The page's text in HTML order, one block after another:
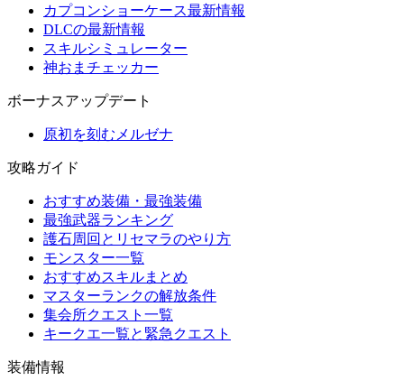
カプコンショーケース最新情報
DLCの最新情報
スキルシミュレーター
神おまチェッカー
ボーナスアップデート
原初を刻むメルゼナ
攻略ガイド
おすすめ装備・最強装備
最強武器ランキング
護石周回とリセマラのやり方
モンスター一覧
おすすめスキルまとめ
マスターランクの解放条件
集会所クエスト一覧
キークエ一覧と緊急クエスト
装備情報